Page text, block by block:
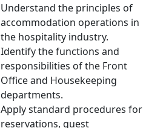
Understand the principles of
accommodation operations in
the hospitality industry.
Identify the functions and
responsibilities of the Front
Office and Housekeeping
departments.
Apply standard procedures for
reservations, guest